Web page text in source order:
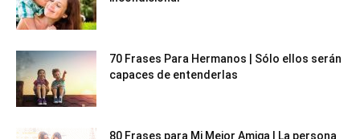
70 Frases Para Hermanos | Sólo ellos serán
capaces de entenderlas
80 Frases para Mi Mejor Amiga | La persona